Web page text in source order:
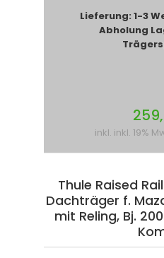
Lieferung: 1-3
Abholung
inkl. inkl. 19%
Thule Raised
Dachträger f.
mit Reling, Bj.